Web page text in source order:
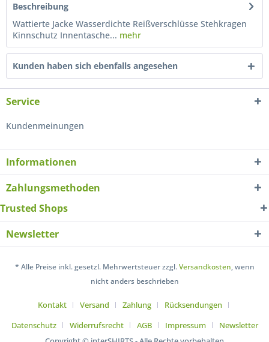
Beschreibung
Wattierte Jacke Wasserdichte Reißverschlüsse Stehkragen
Kinnschutz Innentasche... mehr
Kunden haben sich ebenfalls angesehen
Service
Kundenmeinungen
Informationen
Zahlungsmethoden
Trusted Shops
Newsletter
* Alle Preise inkl. gesetzl. Mehrwertsteuer zzgl.Versandkosten, wenn
nicht anders beschrieben
Kontakt Versand Zahlung
Rücksendungen
Datenschutz
Widerrufsrecht AGB Impressum
Newsletter